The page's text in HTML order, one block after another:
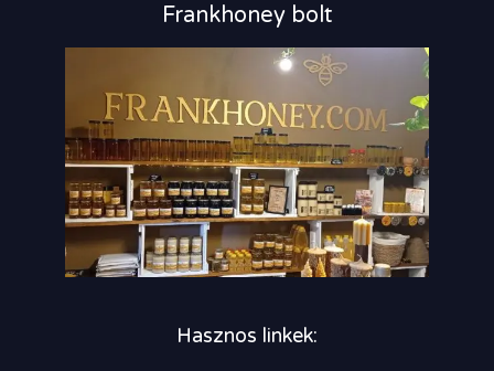
Frankhoney bolt
Hasznos linkek: